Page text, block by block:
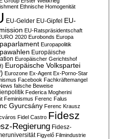
Ethnische Homogenität
EU-Gelder EU-Gipfel EU-
EU-Ratspräsidentschaft
2020 Eurobonds Europa
Europapolitik
Europäische
Europäischer Gerichtshof
Europäische Volkspartei
Eurozone Ex-Agent Ex-Porno-Star
Facebook Fachkräftemangel
falsche Beweise
Federica Mogherini
Feminismus Ferenc Falus
Gyurcsány Ferenc Krausz
Fidel Castro Fidesz
Regierung Fidesz-
Figyelő Filmindustrie